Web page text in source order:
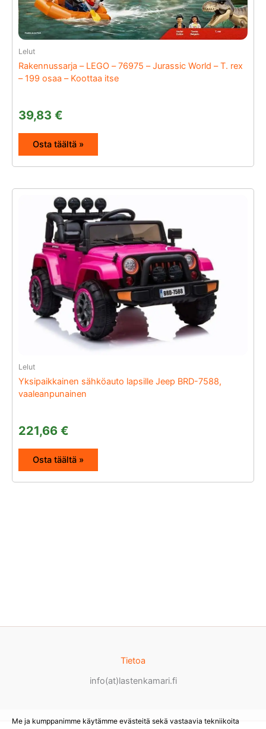
Lelut
Rakennussarja – LEGO – 76975 – Jurassic World – T. rex
– 199 osaa – Koottaa itse
39,83 €
Osta täältä »
Lelut
Yksipaikkainen sähköauto lapsille Jeep BRD-7588,
vaaleanpunainen
221,66 €
Osta täältä »
Tietoa
info(at)lastenkamari.fi
Me ja kumppanimme käytämme evästeitä sekä vastaavia tekniikoita